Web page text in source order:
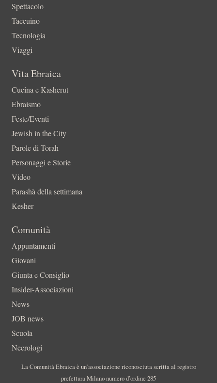
Spettacolo
Taccuino
Tecnologia
Viaggi
Vita Ebraica
Cucina e Kasherut
Ebraismo
Feste/Eventi
Jewish in the City
Parole di Torah
Personaggi e Storie
Video
Parashà della settimana
Kesher
Comunità
Appuntamenti
Giovani
Giunta e Consiglio
Insider-Associazioni
News
JOB news
Scuola
Necrologi
La Comunità Ebraica è un’associazione riconosciuta scritta al registro
prefettura Milano numero d’ordine 285